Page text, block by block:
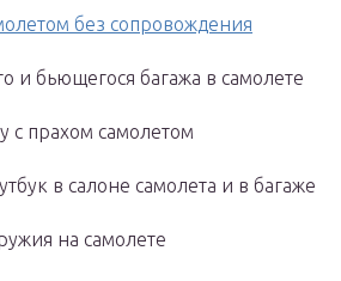
без сопровождения
и бьющегося багажа в самолете
с прахом самолетом
в салоне самолета и в багаже
на самолете